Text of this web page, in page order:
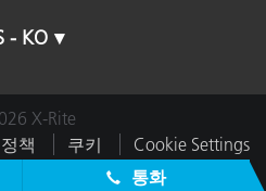
DE2000(l:c:h),
DYxy, DL*u*v*
CIE L*a*b*, CIE L*C*h*,
Hunter Lab, CIE (XYZxy)
configuration
Odd Shaped Plastic
라미네이트 바닥재, 카
는 재료의 색상을 통제
도구를 제공합니다.
- KO
X-Rite
책 쿠키
Cookie Settings
내 데이터 판매 또는 공유 금지
통화